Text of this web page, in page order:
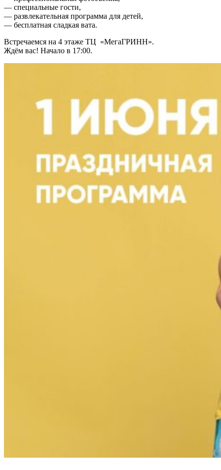
— специальные гости,
— развлекательная программа для детей,
— бесплатная сладкая вата.
Встречаемся на 4 этаже ТЦ «МегаГРИНН».
Ждём вас! Начало в 17:00.